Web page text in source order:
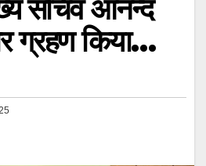
सचिव आनन्द
ग्रहण किया…